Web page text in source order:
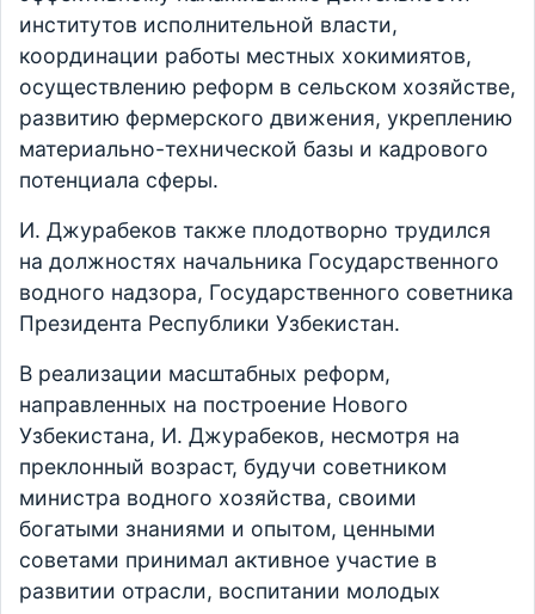
институтов исполнительной власти,
координации работы местных хокимиятов,
осуществлению реформ в сельском хозяйстве,
развитию фермерского движения, укреплению
материально-технической базы и кадрового
потенциала сферы.
И. Джурабеков также плодотворно трудился
на должностях начальника Государственного
водного надзора, Государственного советника
Президента Республики Узбекистан.
В реализации масштабных реформ,
направленных на построение Нового
Узбекистана, И. Джурабеков, несмотря на
преклонный возраст, будучи советником
министра водного хозяйства, своими
богатыми знаниями и опытом, ценными
советами принимал активное участие в
развитии отрасли, воспитании молодых